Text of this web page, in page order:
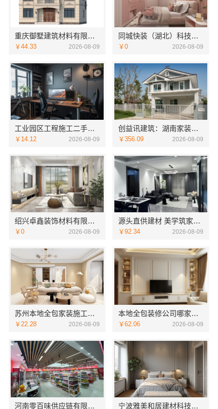
重庆御墅建筑材料有限公司巴南定制化现浇别墅抗震防风
￥44.33 2026-08-09
同城快装（湖北）科技有限公司本地婚房一站式装修一口价工期保障
￥0 2026-08-09
工业园区工程施工二手房全包，苏州兔哥哥智装新材料有限公司省心
￥14.12 2026-08-09
创益讯建筑：湖南家装价格表与售后保障
￥356.09 2026-08-09
绍兴卓鑫装饰材料有限公司上虞区全包省心选择
￥0 2026-08-09
源头直供建材 美学筑家建材公司哪家专业
￥92.34 2026-08-09
苏州本地全包家装施工报价新房咨询苏州百年豪庭新材料有限公司
￥22.28 2026-08-09
本地全包装修公司哪家好？云南至高新型建材有限公司可靠之选
￥62.06 2026-08-09
河南零百味供应链有限公司河南本地低成本量贩零食全域盈利 宁波雅美和居建材科技有限公司海曙家装施工线下门店地址